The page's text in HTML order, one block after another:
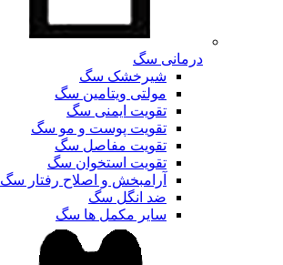
درمانی سگ
شیرخشک سگ
مولتی ویتامین سگ
تقویت ایمنی سگ
تقویت پوست و مو سگ
تقویت مفاصل سگ
تقویت استخوان سگ
آرامبخش و اصلاح رفتار سگ
ضد انگل سگ
سایر مکمل ها سگ